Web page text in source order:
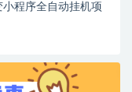
小程序全自动挂机项